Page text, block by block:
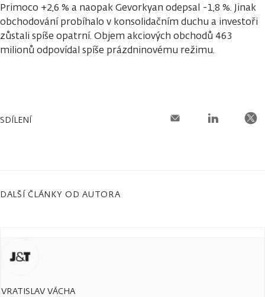
Primoco +2,6 % a naopak Gevorkyan odepsal -1,8 %. Jinak
obchodování probíhalo v konsolidačním duchu a investoři
zůstali spíše opatrní. Objem akciových obchodů 463
milionů odpovídal spíše prázdninovému režimu.
SDÍLENÍ
DALŠÍ ČLÁNKY OD AUTORA
VRATISLAV VÁCHA